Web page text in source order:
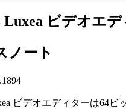
Luxea ビデオエ
ノート
ビデオエディターは64ビ